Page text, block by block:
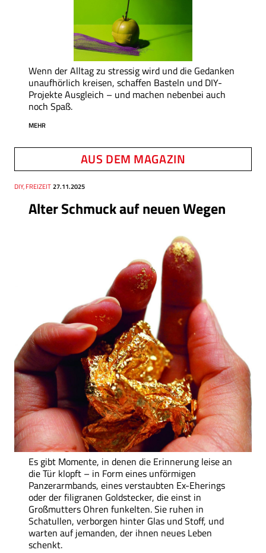
Wenn der Alltag zu stressig wird und die Gedanken
unaufhörlich kreisen, schaffen Basteln und DIY-
Projekte Ausgleich – und machen nebenbei auch
noch Spaß.
MEHR
AUS DEM MAGAZIN
Alter Schmuck auf neuen Wegen
Thema
DIY, FREIZEIT
Datum 27.11.2025
Es gibt Momente, in denen die Erinnerung leise an
die Tür klopft – in Form eines unförmigen
Panzerarmbands, eines verstaubten Ex-Eherings
oder der filigranen Goldstecker, die einst in
Großmutters Ohren funkelten. Sie ruhen in
Schatullen, verborgen hinter Glas und Stoff, und
warten auf jemanden, der ihnen neues Leben
schenkt.